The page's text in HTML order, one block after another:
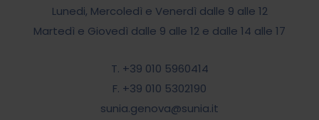
Lunedi, Mercoledì e Venerdì dalle 9 alle 12
Martedì e Giovedì dalle 9 alle 12 e dalle 14 alle 17
T. +39 010 5960414
F. +39 010 5302190
sunia.genova@sunia.it